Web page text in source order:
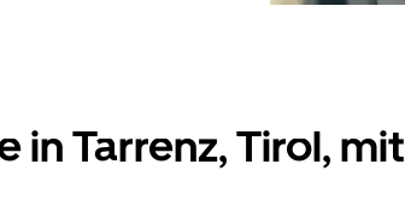
in Tarrenz, Tirol, mit